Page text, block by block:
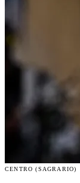
CENTRO (SAGRARIO)